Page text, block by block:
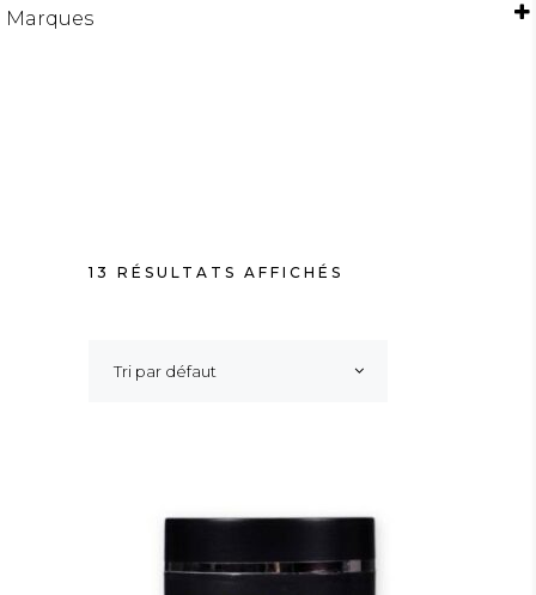
CHEVEUX COLORÉS
CHEVEUX LONGS
Marques
13 RÉSULTATS AFFICHÉS
Tri par défaut